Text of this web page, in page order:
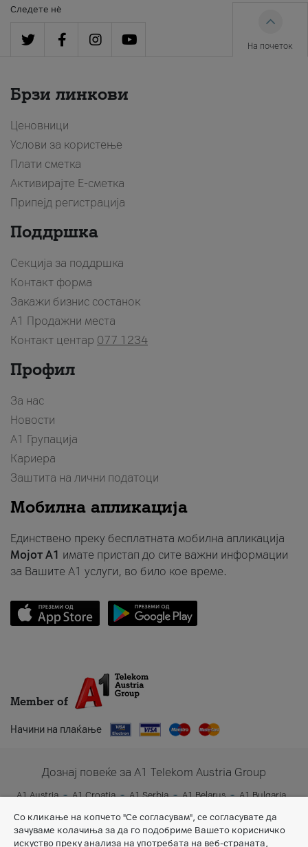
Следете нè
На почеток
Брзи линкови
Ценовници
Услови за користење
Плати сметка
Активирајте Е-сметка
Припејд регистрација
Поддршка
Секција за поддршка
Контакт форма
Закажи бизнис состанок
A1 Продажни места
Контакт центар 077 1234
Профил
За нас
Новости
А1 Групација
Кариера
Заштита на лични податоци
Мобилна апликација
Единствено преку бесплатната мобилна апликација
Мојот A1 имате пристап до сите важни информации
за Вашите A1 услуги, во било кое време.
Member of
Начини на плаќање
Дознај повеќе за A1 Telekom Austria Group
A1 Austria A1 Croatia A1 Serbia A1 Belarus
A1 Bulgaria
Со кликање на копчето "Се согласувам", се согласувате да
зачуваме колачиња за да го подобриме Вашето корисничко
искуство преку анализа на употребата на веб-страната,